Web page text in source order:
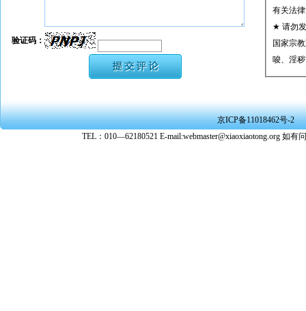
有关法
★ 请勿
国家宗
唆、淫
★ 承担
★ 在本
转载、
★ 参与
验证码：
京ICP备11018462号-2
TEL：010—62180521 E-mail:webmaster@xiaoxiaotong.org 如